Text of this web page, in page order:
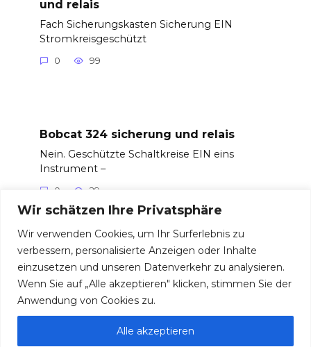
Wir schätzen Ihre Privatsphäre
Wir verwenden Cookies, um Ihr Surferlebnis zu
verbessern, personalisierte Anzeigen oder Inhalte
einzusetzen und unseren Datenverkehr zu analysieren.
Wenn Sie auf „Alle akzeptieren" klicken, stimmen Sie der
Anwendung von Cookies zu.
Alle akzeptieren
und relais
Fach Sicherungskasten Sicherung EIN
Stromkreisgeschützt
0 99
Bobcat 324 sicherung und relais
Nein. Geschützte Schaltkreise EIN eins
Instrument –
0 29
© 2026 Sicherungen und Relais